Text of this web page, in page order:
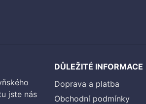
jste nás
DŮLEŽITÉ INFORMACE
Doprava a platba
Obchodní podmínky